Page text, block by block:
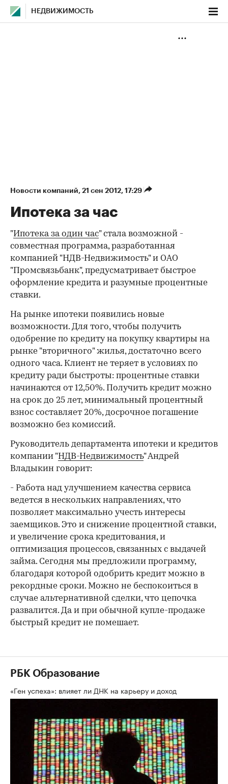
НЕДВИЖИМОСТЬ
Новости компаний⁠, 21 сен 2012, 17:29
Ипотека за час
"Ипотека за один час" стала возможной -
совместная программа, разработанная
компанией "НДВ-Недвижимость" и ОАО
"Промсвязьбанк", предусматривает быстрое
оформление кредита и разумные процентные
ставки.
На рынке ипотеки появились новые
возможности. Для того, чтобы получить
одобрение по кредиту на покупку квартиры на
рынке "вторичного" жилья, достаточно всего
одного часа. Клиент не теряет в условиях по
кредиту ради быстроты: процентные ставки
начинаются от 12,50%. Получить кредит можно
на срок до 25 лет, минимальный процентный
взнос составляет 20%, досрочное погашение
возможно без комиссий.
Руководитель департамента ипотеки и кредитов
компании "НДВ-Недвижимость" Андрей
Владыкин говорит:
- Работа над улучшением качества сервиса
ведется в нескольких направлениях, что
позволяет максимально учесть интересы
заемщиков. Это и снижение процентной ставки,
и увеличение срока кредитования, и
оптимизация процессов, связанных с выдачей
займа. Сегодня мы предложили программу,
благодаря которой одобрить кредит можно в
рекордные сроки. Можно не беспокоиться в
случае альтернативной сделки, что цепочка
развалится. Да и при обычной купле-продаже
быстрый кредит не помешает.
РБК Образование
«Ген успеха»: влияет ли ДНК на карьеру и доход